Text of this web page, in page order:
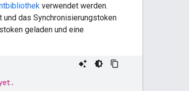
verwendet werden.
und das Synchronisierungstoken
geladen und eine